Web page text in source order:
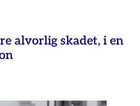
alvorlig skadet, i en